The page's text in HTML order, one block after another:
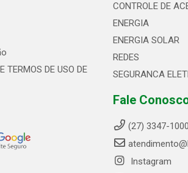
TERMOS DE USO DE
CONTROLE DE
ENERGIA
ENERGIA SOLAR
REDES
SEGURANCA
Fale
(27) 3347-1000
Instagram